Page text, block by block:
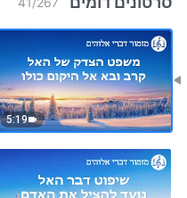
5:19